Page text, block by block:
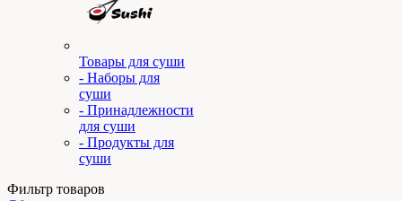
Товары для суши
- Наборы для
суши
- Принадлежности
для суши
- Продукты для
суши
Фильтр товаров